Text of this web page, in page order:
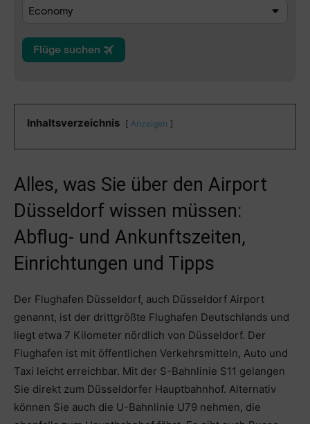
Inhaltsverzeichnis Anzeigen
Alles, was Sie über den Airport
Düsseldorf wissen müssen:
Abflug- und Ankunftszeiten,
Einrichtungen und Tipps
Der Flughafen Düsseldorf, auch Düsseldorf Airport
genannt, ist der drittgrößte Flughafen Deutschlands und
liegt etwa 7 Kilometer nördlich von Düsseldorf. Der
Flughafen ist mit öffentlichen Verkehrsmitteln, Auto und
Taxi leicht erreichbar. Mit der S-Bahnlinie S11 gelangen
Sie direkt zum Düsseldorfer Hauptbahnhof. Alternativ
können Sie auch die U-Bahnlinie U79 nehmen, die